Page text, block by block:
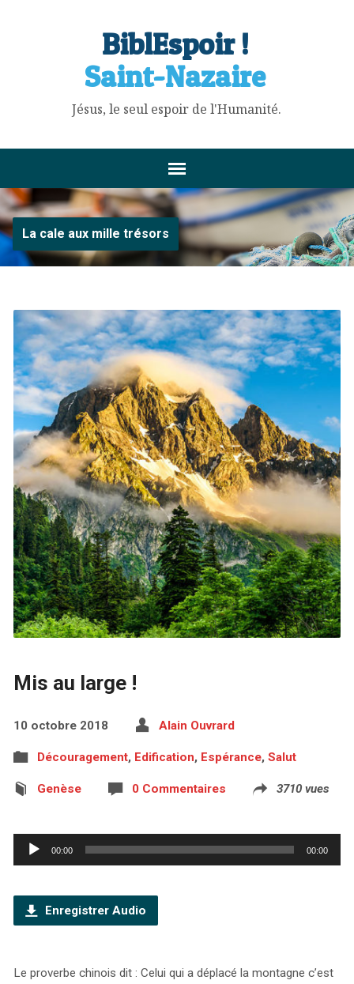
BiblEspoir !
Saint-Nazaire
Jésus, le seul espoir de l'Humanité.
La cale aux mille trésors
Mis au large !
10 octobre 2018 Alain Ouvrard
Découragement, Edification, Espérance, Salut
Genèse 0 Commentaires 3710 vues
Lecteur
audio
00:00 00:00
Enregistrer Audio
Le proverbe chinois dit : Celui qui a déplacé la montagne c’est